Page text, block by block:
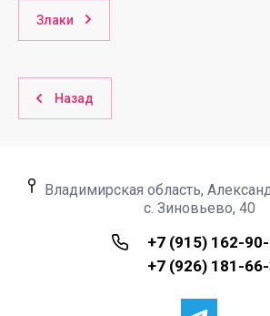
Злаки
Назад
Владимирская область,
с. Зиновьево, 40
+7 (915) 162-
+7 (926) 181-